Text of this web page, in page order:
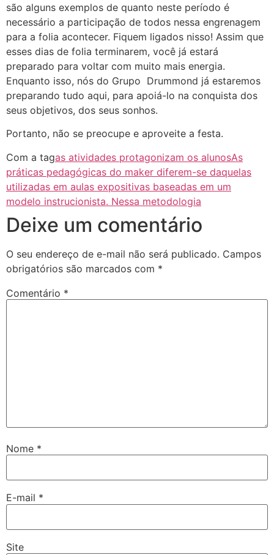
são alguns exemplos de quanto neste período é
necessário a participação de todos nessa engrenagem
para a folia acontecer. Fiquem ligados nisso! Assim que
esses dias de folia terminarem, você já estará
preparado para voltar com muito mais energia.
Enquanto isso, nós do Grupo Drummond já estaremos
preparando tudo aqui, para apoiá-lo na conquista dos
seus objetivos, dos seus sonhos.
Portanto, não se preocupe e aproveite a festa.
Com a tagas atividades protagonizam os alunosAs
práticas pedagógicas do maker diferem-se daquelas
utilizadas em aulas expositivas baseadas em um
modelo instrucionista. Nessa metodologia
Deixe um comentário
O seu endereço de e-mail não será publicado. Campos
obrigatórios são marcados com *
Comentário *
Nome *
E-mail *
Site